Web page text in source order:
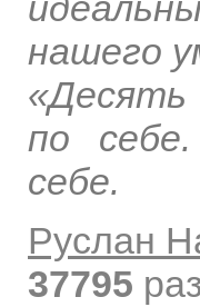
нашего
по
себе.
Руслан
37795